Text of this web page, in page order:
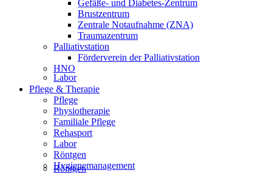
Labor
Röntgen
Gefäße- und Diabetes-Zentrum
Brustzentrum
Zentrale Notaufnahme (ZNA)
Traumazentrum
Palliativstation
Förderverein der Palliativstation
HNO
Pflege & Therapie
Pflege
Physiotherapie
Familiale Pflege
Rehasport
Labor
Röntgen
Hygienemanagement